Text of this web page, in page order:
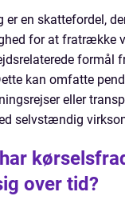
er en skattefordel,
for at fratrække
formål
kan omfatte
eller
selvstændig
over tid?